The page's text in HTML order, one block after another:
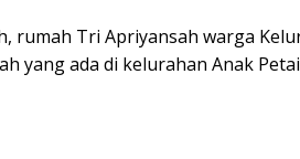
rumah Tri Apriyansah warga
yang ada di kelurahan Anak